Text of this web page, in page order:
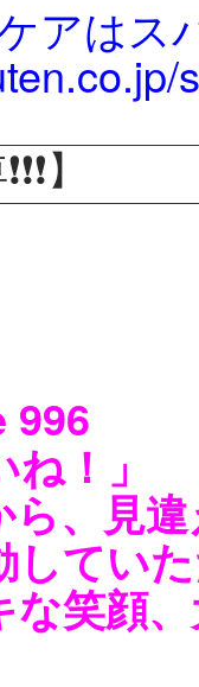
アはス
】
996
！」
ら、見
してい
笑顔